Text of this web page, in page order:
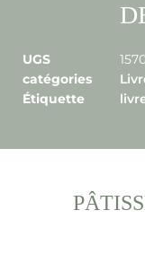
UGS
catégories
Étiquette